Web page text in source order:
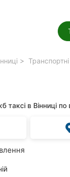
в Вінниці по